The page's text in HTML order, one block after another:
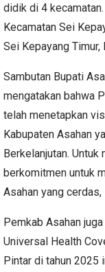
didik di 4 kecamatan.
Kecamatan Sei
Sei Kepayang
Sambutan Bupati
mengatakan bahwa
telah menetapkan
Kabupaten Asahan
Berkelanjutan.
berkomitmen untuk
Asahan yang
Pemkab Asahan
Universal Health
Pintar di tahun 2025